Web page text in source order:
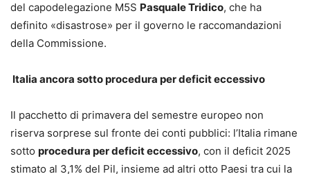
del capodelegazione M5S Pasquale Tridico, che ha
definito «disastrose» per il governo le raccomandazioni
della Commissione.
Italia ancora sotto procedura per deficit eccessivo
Il pacchetto di primavera del semestre europeo non
riserva sorprese sul fronte dei conti pubblici: l’Italia rimane
sotto procedura per deficit eccessivo, con il deficit 2025
stimato al 3,1% del Pil, insieme ad altri otto Paesi tra cui la